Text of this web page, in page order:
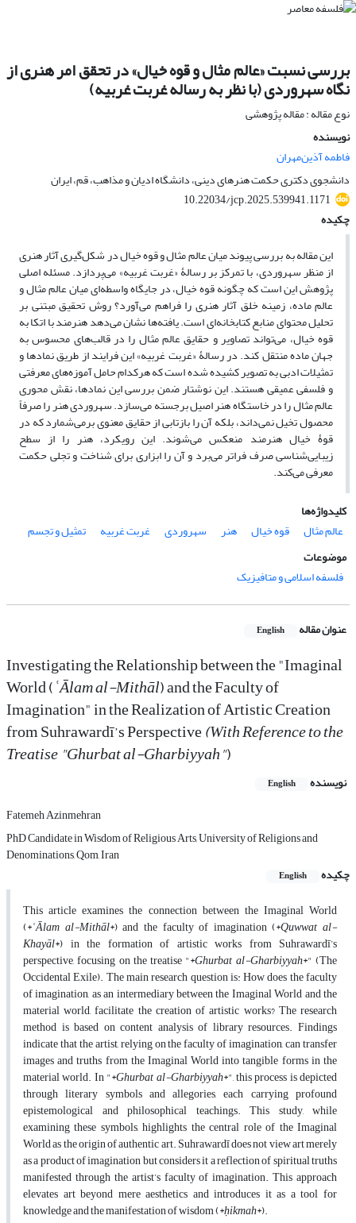
بررسی نسبت «عالم مثال و قوه خیال» در تحقق امر هنری از
نگاه سهروردی (با نظر به رساله غربت غربیه)
نوع مقاله : مقاله پژوهشی
نویسنده
فاطمه آذین‌مهران
دانشجوی دکتری حکمت هنرهای دینی، دانشگاه ادیان و مذاهب، قم، ایران
10.22034/jcp.2025.539941.1171
چکیده
این مقاله به بررسی پیوند میان عالم مثال و قوه خیال در شکل‌گیری آثار هنری
از منظر سهروردی، با تمرکز بر رسالۀ «غربت غربیه» می‌پردازد. مسئله اصلی
پژوهش این است که چگونه قوه خیال، در جایگاه واسطه‌ای میان عالم مثال و
عالم ماده، زمینه خلق آثار هنری را فراهم می‌آورد؟ روش تحقیق مبتنی بر
تحلیل محتوای منابع کتابخانه‌ای است. یافته‌ها نشان می‌دهد هنرمند با اتکا به
قوه خیال، می‌تواند تصاویر و حقایق عالم مثال را در قالب‌های محسوس به
جهان ماده منتقل کند. در رسالۀ «غربت غربیه» این فرایند از طریق نمادها و
تمثیلات ادبی به تصویر کشیده شده است که هرکدام حامل آموزه‌های معرفتی
و فلسفی عمیقی هستند. این نوشتار ضمن بررسی این نمادها، نقش محوری
عالم مثال را در خاستگاه هنر اصیل برجسته می‌سازد. سهروردی هنر را صرفاً
محصول تخیل نمی‌داند، بلکه آن را بازتابی از حقایق معنوی برمی‌شمارد که در
قوۀ خیال هنرمند منعکس می‌شوند. این رویکرد، هنر را از سطح
زیبایی‌شناسی صرف فراتر می‌برد و آن را ابزاری برای شناخت و تجلی حکمت
معرفی می‌کند.
کلیدواژه‌ها
عالم مثال
قوه خیال هنر سهروردی غربت غربیه
تمثیل و تجسم
موضوعات
فلسفه اسلامی و متافیزیک
عنوان مقاله English
Investigating the Relationship between the "Imaginal
World (ʿĀlam al-Mithāl) and the Faculty of
Imagination" in the Realization of Artistic Creation
from Suhrawardī’s Perspective(With Reference to the
Treatise "Ghurbat al-Gharbiyyah")
نویسنده English
Fatemeh Azinmehran
PhD Candidate in Wisdom of Religious Arts, University of Religions and
Denominations, Qom, Iran
چکیده
English
This article examines the connection between the Imaginal World
(*ʿĀlam al-Mithāl*) and the faculty of imagination (*Quwwat al-
Khayāl*) in the formation of artistic works from Suhrawardī’s
perspective, focusing on the treatise "*Ghurbat al-Gharbiyyah*" (The
Occidental Exile). The main research question is: How does the faculty
of imagination, as an intermediary between the Imaginal World and the
material world, facilitate the creation of artistic works? The research
method is based on content analysis of library resources. Findings
indicate that the artist, relying on the faculty of imagination, can transfer
images and truths from the Imaginal World into tangible forms in the
material world. In "*Ghurbat al-Gharbiyyah*", this process is depicted
through literary symbols and allegories, each carrying profound
epistemological and philosophical teachings. This study, while
examining these symbols, highlights the central role of the Imaginal
World as the origin of authentic art. Suhrawardī does not view art merely
as a product of imagination but considers it a reflection of spiritual truths
manifested through the artist’s faculty of imagination. This approach
elevates art beyond mere aesthetics and introduces it as a tool for
knowledge and the manifestation of wisdom (*ḥikmah*).